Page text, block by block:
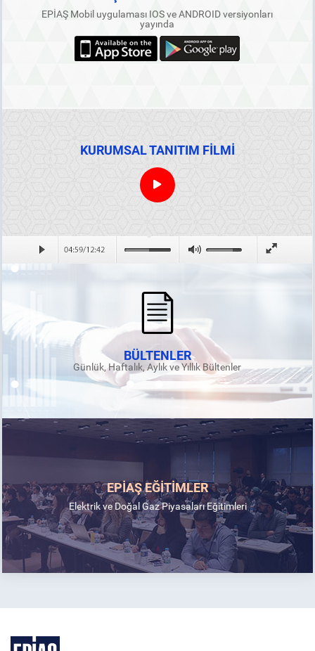
EPİAŞ Mobil uygulaması IOS ve ANDROID versiyonları
yayında
KURUMSAL TANITIM FİLMİ
BÜLTENLER
Günlük, Haftalık, Aylık ve Yıllık Bültenler
EPİAŞ EĞİTİMLER
Elektrik ve Doğal Gaz Piyasaları Eğitimleri